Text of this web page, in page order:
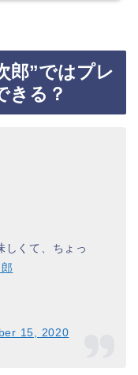
郎”ではプレ
きる？
しくて、ちょっ
15, 2020